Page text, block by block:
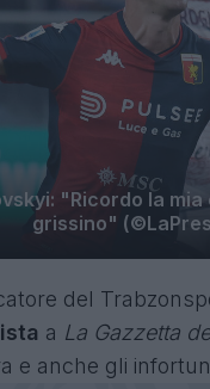
"Ricordo la
grissino"
del
a La Gazzetta
e anche gli